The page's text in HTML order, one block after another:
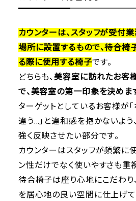
カウンターは、スタッフが受付
場所に設置するもので、待合椅
る際に使用する椅子です。
どちらも、美容室に訪れたお客
で、美容室の第一印象を決めま
ターゲットとしているお客様が
違う…」と違和感を抱かないよう
強く反映させたい部分です。
カウンターはスタッフが頻繁に
ン性だけでなく使いやすさも重視
待合椅子は座り心地にこだわり
を居心地の良い空間に仕上げて